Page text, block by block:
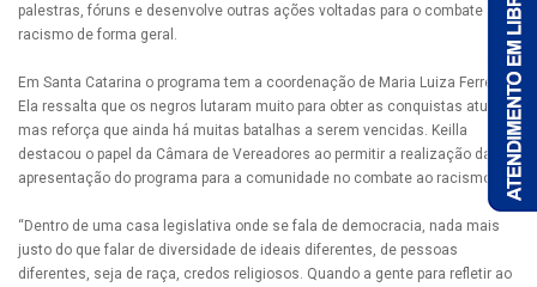
palestras, fóruns e desenvolve outras ações voltadas para o combate ao
racismo de forma geral.
Em Santa Catarina o programa tem a coordenação de Maria Luiza Ferreira.
Ela ressalta que os negros lutaram muito para obter as conquistas atuais,
mas reforça que ainda há muitas batalhas a serem vencidas. Keilla
destacou o papel da Câmara de Vereadores ao permitir a realização da
apresentação do programa para a comunidade no combate ao racismo.
“Dentro de uma casa legislativa onde se fala de democracia, nada mais
justo do que falar de diversidade de ideais diferentes, de pessoas
diferentes, seja de raça, credos religiosos. Quando a gente para refletir ao